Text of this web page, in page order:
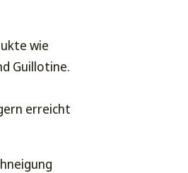
wie
Guillotine.
erreicht